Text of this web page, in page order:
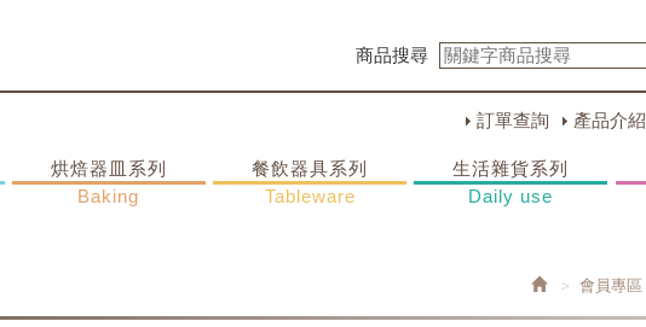
商品搜尋
訂單查詢 產品介紹
烘焙器皿系列
Baking
餐飲器具系列
Tableware
生活雜貨系列
Daily use
會員專區